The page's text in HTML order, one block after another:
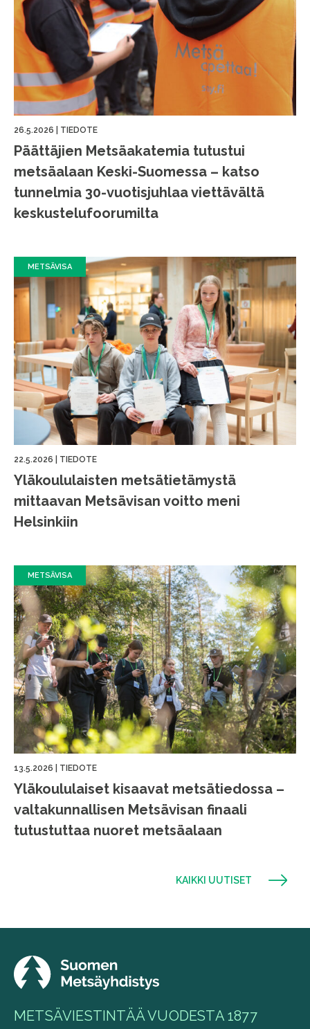
26.5.2026 TIEDOTE
Päättäjien Metsäakatemia tutustui
metsäalaan Keski-Suomessa – katso
tunnelmia 30-vuotisjuhlaa viettävältä
keskustelufoorumilta
METSÄVISA
22.5.2026 TIEDOTE
Yläkoululaisten metsätietämystä
mittaavan Metsävisan voitto meni
Helsinkiin
METSÄVISA
13.5.2026 TIEDOTE
Yläkoululaiset kisaavat metsätiedossa –
valtakunnallisen Metsävisan finaali
tutustuttaa nuoret metsäalaan
KAIKKI UUTISET
METSÄVIESTINTÄÄ VUODESTA 1877